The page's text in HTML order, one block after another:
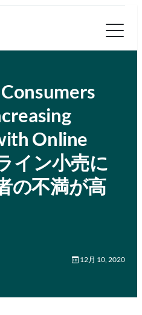
Online
イン小売に
の不満が高
12月 10, 2020